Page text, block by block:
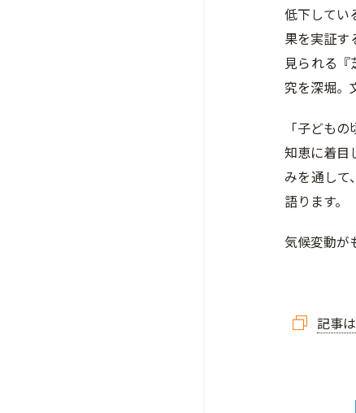
低下してい
果を実証す
見られる
究を深堀。
「子ども
知恵に着目
みを通して
語ります。
気候変動が
記事